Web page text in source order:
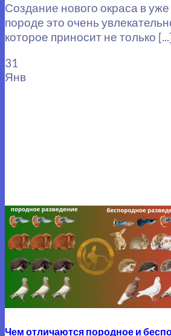
Создание нового окраса в
породе это очень
которое приносит не только
31
Янв
Чем отличаются породное и